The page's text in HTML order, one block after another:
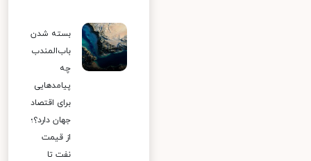
بسته شدن
باب‌المندب
چه
پیامدهایی
برای اقتصاد
جهان دارد؟؛
از قیمت
نفت تا